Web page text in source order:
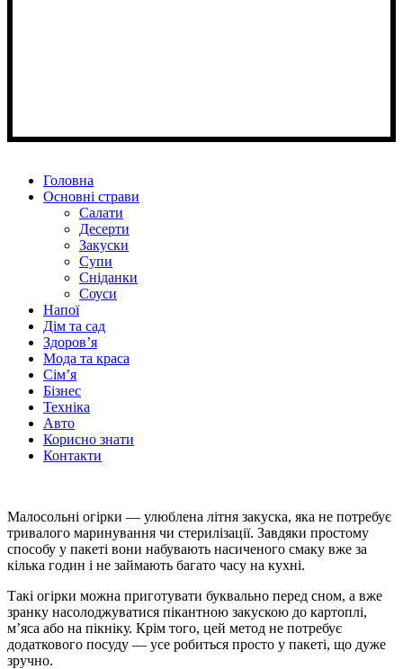
Головна
Основні страви
Салати
Десерти
Закуски
Супи
Сніданки
Соуси
Напої
Дім та сад
Здоровʼя
Мода та краса
Сімʼя
Бізнес
Техніка
Авто
Корисно знати
Контакти
Малосольні огірки — улюблена літня закуска, яка не потребує
тривалого маринування чи стерилізації. Завдяки простому
способу у пакеті вони набувають насиченого смаку вже за
кілька годин і не займають багато часу на кухні.
Такі огірки можна приготувати буквально перед сном, а вже
зранку насолоджуватися пікантною закускою до картоплі,
м’яса або на пікніку. Крім того, цей метод не потребує
додаткового посуду — усе робиться просто у пакеті, що дуже
зручно.